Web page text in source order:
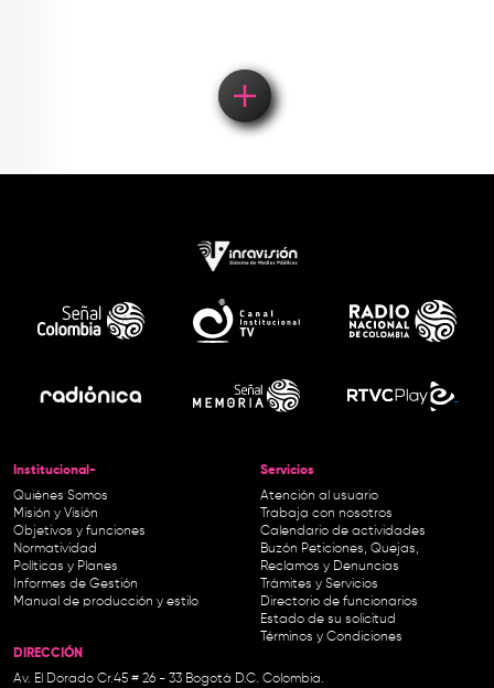
Institucional-
Quiénes Somos
Misión y Visión
Objetivos y funciones
Normatividad
Políticas y Planes
Informes de Gestión
Manual de producción y estilo
Servicios
Atención al usuario
Trabaja con nosotros
Calendario de actividades
Buzón Peticiones, Quejas,
Reclamos y Denuncias
Trámites y Servicios
Directorio de funcionarios
Estado de su solicitud
Términos y Condiciones
DIRECCIÓN
Av. El Dorado Cr.45 # 26 - 33 Bogotá D.C. Colombia.